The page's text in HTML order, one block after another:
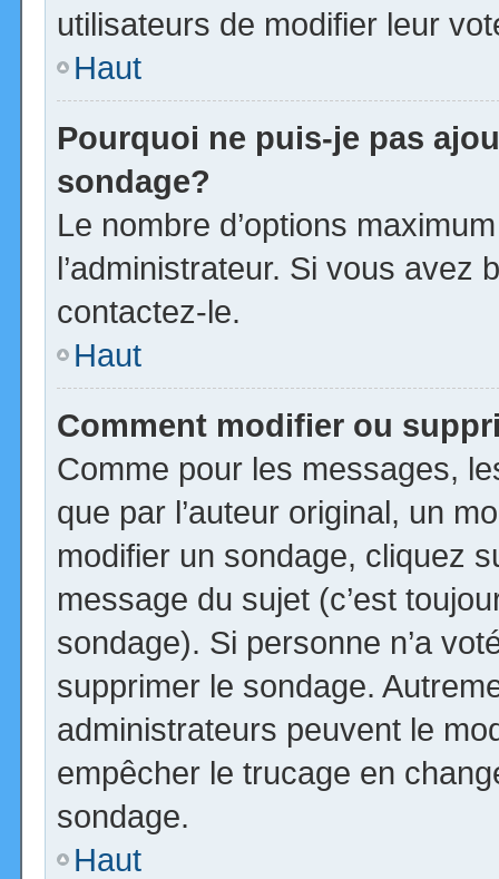
utilisateurs de modifier leur
Haut
Pourquoi ne puis-je pas
sondage?
Le nombre d’options
l’administrateur. Si vous avez
contactez-le.
Haut
Comment modifier ou
Comme pour les messages,
que par l’auteur original, un
modifier un sondage, cliquez
message du sujet (c’est
sondage). Si personne n’a
supprimer le sondage.
administrateurs peuvent le
empêcher le trucage en
sondage.
Haut